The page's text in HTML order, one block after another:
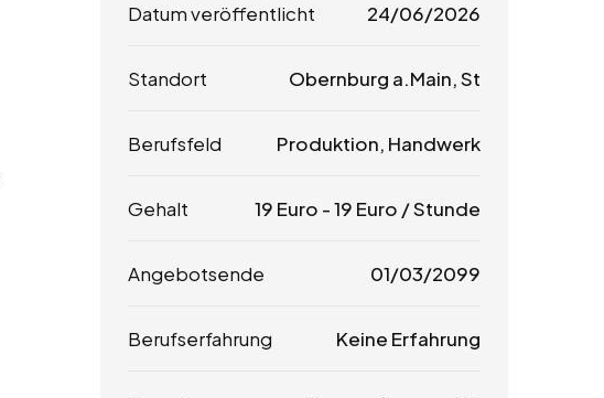
Datum veröffentlicht 24/06/2026
Standort Obernburg a.Main, St
Berufsfeld Produktion, Handwerk
Gehalt 19 Euro -19 Euro / Stunde
Angebotsende 01/03/2099
Berufserfahrung Keine Erfahrung